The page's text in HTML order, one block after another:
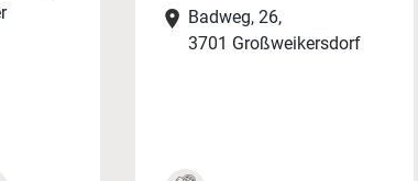
Badweg, 26,
3701 Großweikersdorf